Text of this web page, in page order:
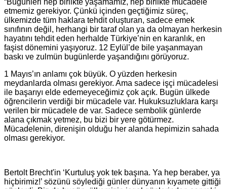
etmemiz gerekiyor. Çünkü içinden geçtiğimiz süreç,
ülkemizde tüm haklara tehdit oluşturan, sadece emek
sınıfının değil, herhangi bir taraf olan ya da olmayan herkesin
hayatını tehdit eden herhalde Türkiye’nin en karanlık, en
faşist dönemini yaşıyoruz. 12 Eylül’de bile yaşanmayan
baskı ve zulmün bugünlerde yaşandığını görüyoruz.
1 Mayıs’ın anlamı çok büyük. O yüzden herkesin
meydanlarda olması gerekiyor. Ama sadece işçi mücadelesi
ile başarıyı elde edemeyeceğimiz çok açık. Bugün ülkede
öğrencilerin verdiği bir mücadele var. Hukuksuzluklara karşı
verilen bir mücadele de var. Sadece sembolik günlerde
alana çıkmak yetmez, bu bizi bir yere götürmez.
Mücadelenin, direnişin olduğu her alanda hepimizin sahada
olması gerekiyor.
Bertolt Brecht'in ‘Kurtuluş yok tek başına. Ya hep beraber, ya
hiçbirimiz!’ sözünü söylediği günler dünyanın kıyamete gittiği